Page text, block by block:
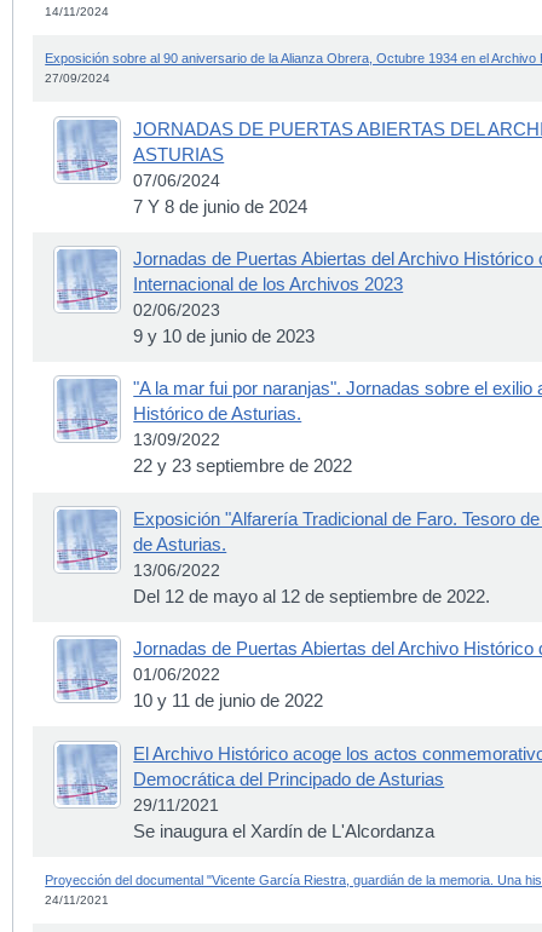
14/11/2024
Exposición sobre al 90 aniversario de la Alianza Obrera, Octubre 1934 en el
27/09/2024
JORNADAS DE PUERTAS ABIERTAS DEL
ASTURIAS
07/06/2024
7 Y 8 de junio de 2024
Jornadas de Puertas Abiertas del Archivo Histórico
Internacional de los Archivos 2023
02/06/2023
9 y 10 de junio de 2023
"A la mar fui por naranjas". Jornadas sobre el exilio
Histórico de Asturias.
13/09/2022
22 y 23 septiembre de 2022
Exposición "Alfarería Tradicional de Faro. Tesoro
de Asturias.
13/06/2022
Del 12 de mayo al 12 de septiembre de 2022.
Jornadas de Puertas Abiertas del Archivo Histórico
01/06/2022
10 y 11 de junio de 2022
El Archivo Histórico acoge los actos
Democrática del Principado de Asturias
29/11/2021
Se inaugura el Xardín de L'Alcordanza
Proyección del documental "Vicente García Riestra, guardián de la memoria. Una
24/11/2021